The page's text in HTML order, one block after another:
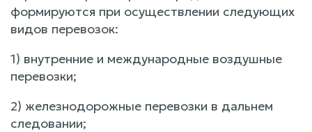
формируются при осуществлении следующих
видов перевозок:
1) внутренние и международные воздушные
перевозки;
2) железнодорожные перевозки в дальнем
следовании;